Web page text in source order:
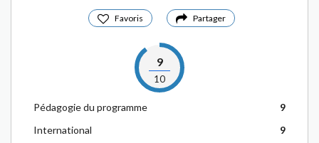
Favoris Partager
9
10
Pédagogie du programme
9
International
9